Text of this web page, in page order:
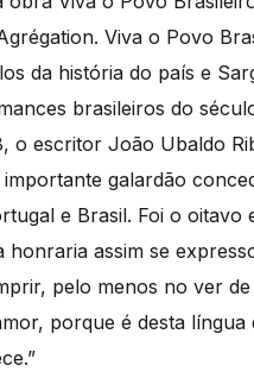
Viva o Povo
da história do país e
brasileiros do
o escritor João Ubaldo
galardão
e Brasil. Foi o
honraria assim se
pelo menos no ver
porque é desta